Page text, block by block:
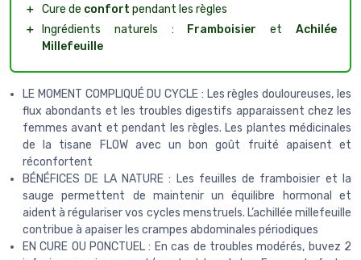
＋ Cure de confort pendant les règles
＋
Ingrédients naturels : Framboisier etAchilée
Millefeuille
LE MOMENT COMPLIQUÉ DU CYCLE : Les règles douloureuses, les
flux abondants et les troubles digestifs apparaissent chez les
femmes avant et pendant les règles. Les plantes médicinales
de la tisane FLOW avec un bon goût fruité apaisent et
réconfortent
BÉNÉFICES DE LA NATURE : Les feuilles de framboisier et la
sauge permettent de maintenir un équilibre hormonal et
aident à régulariser vos cycles menstruels. L’achillée millefeuille
contribue à apaiser les crampes abdominales périodiques
EN CURE OU PONCTUEL : En cas de troubles modérés, buvez 2